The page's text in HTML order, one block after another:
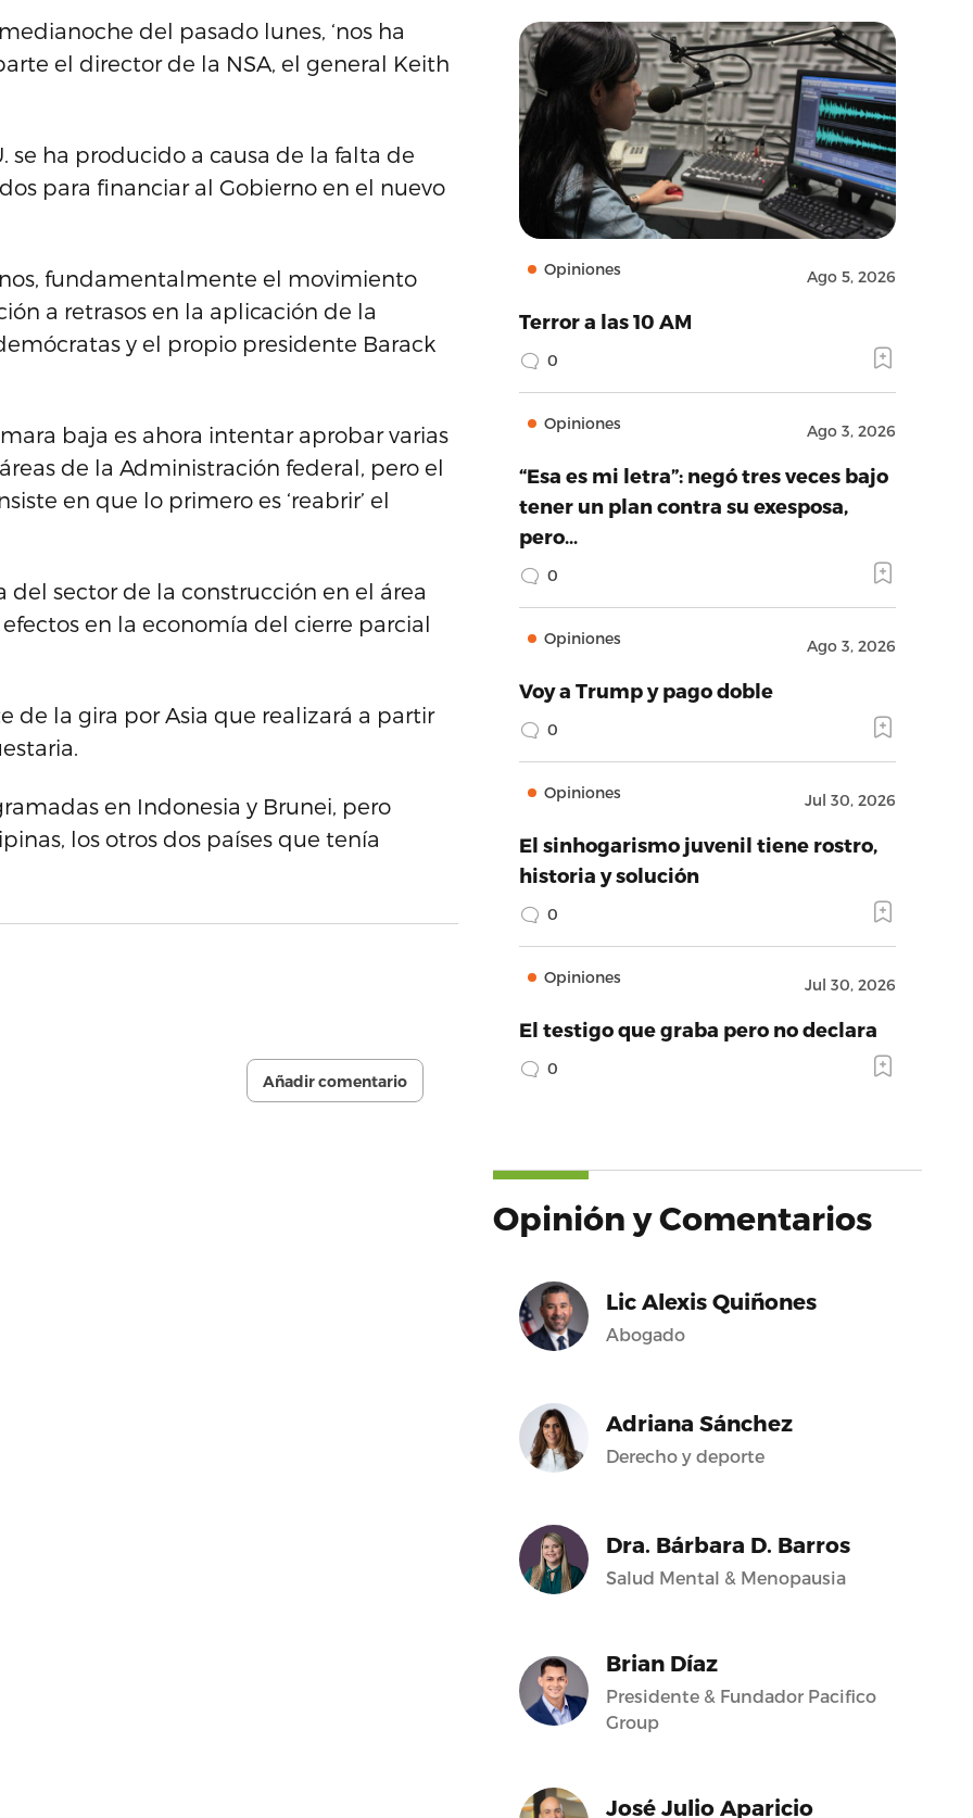
del pasado lunes, ‘nos ha
el director de la NSA, el general Keith
se ha producido a causa de la falta de
para financiar al Gobierno en el nuevo
fundamentalmente el movimiento
a retrasos en la aplicación de la
y el propio presidente Barack
baja es ahora intentar aprobar varias
de la Administración federal, pero el
en que lo primero es ‘reabrir’ el
sector de la construcción en el área
en la economía del cierre parcial
de la gira por Asia que realizará a partir
en Indonesia y Brunei, pero
los otros dos países que tenía
Añadir comentario
Opiniones Ago 5, 2026
Terror a las 10 AM
0
Opiniones Ago 3, 2026
“Esa es mi letra”: negó tres veces bajo
tener un plan contra su exesposa,
pero…
0
Opiniones Ago 3, 2026
Voy a Trump y pago doble
0
Opiniones Jul 30, 2026
El sinhogarismo juvenil tiene rostro,
historia y solución
0
Opiniones Jul 30, 2026
El testigo que graba pero no declara
0
Opinión y Comentarios
Lic Alexis Quiñones
Abogado
Adriana Sánchez
Derecho y deporte
Dra. Bárbara D. Barros
Salud Mental & Menopausia
Brian Díaz
Presidente & Fundador Pacifico
Group
José Julio Aparicio